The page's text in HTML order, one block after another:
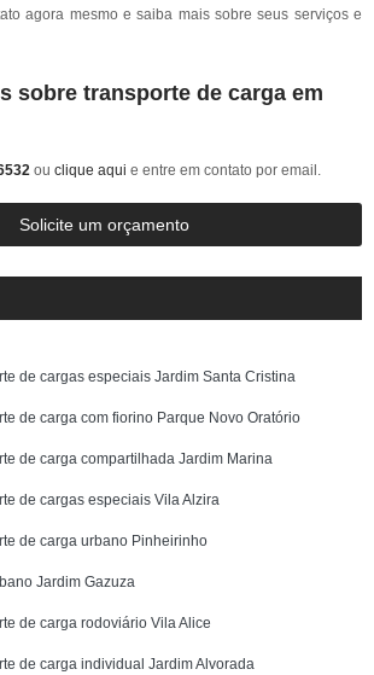
agora mesmo e saiba mais sobre seus serviços e
sobre transporte de carga em
ou clique aqui e entre em contato por email.
Solicite um orçamento
de cargas especiais Jardim Santa Cristina
de carga com fiorino Parque Novo Oratório
de carga compartilhada Jardim Marina
de cargas especiais Vila Alzira
de carga urbano Pinheirinho
Jardim Gazuza
de carga rodoviário Vila Alice
de carga individual Jardim Alvorada